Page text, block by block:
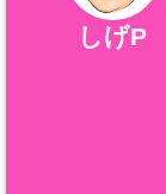
しげP